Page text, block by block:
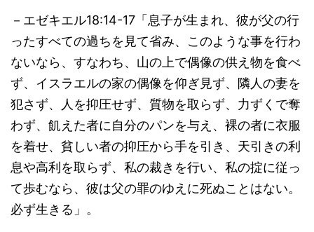
－エゼキエル18:14-17「息子が生まれ、彼が父の行
ったすべての過ちを見て省み、このような事を行わ
ないなら、すなわち、山の上で偶像の供え物を食べ
ず、イスラエルの家の偶像を仰ぎ見ず、隣人の妻を
犯さず、人を抑圧せず、質物を取らず、力ずくで奪
わず、飢えた者に自分のパンを与え、裸の者に衣服
を着せ、貧しい者の抑圧から手を引き、天引きの利
息や高利を取らず、私の裁きを行い、私の掟に従っ
て歩むなら、彼は父の罪のゆえに死ぬことはない。
必ず生きる」。